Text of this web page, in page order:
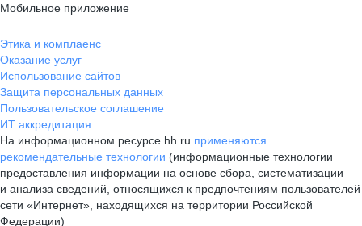
Мобильное приложение
Этика и комплаенс
Оказание услуг
Использование сайтов
Защита персональных данных
Пользовательское соглашение
ИТ аккредитация
На информационном ресурсе hh.ru применяются
рекомендательные технологии (информационные технологии
предоставления информации на основе сбора, систематизации
и анализа сведений, относящихся к предпочтениям пользователей
сети «Интернет», находящихся на территории Российской
Федерации)